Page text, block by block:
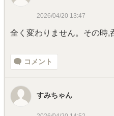
2026/04/20 13:47
全く変わりません。その時,
コメント
すみちゃん